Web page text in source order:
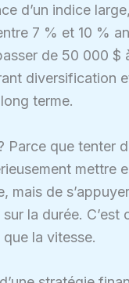
d’un indice
7 % et 10 %
de 50 000 $
diversification
terme.
Parce que tenter
mettre
mais de
la durée.
la vitesse.